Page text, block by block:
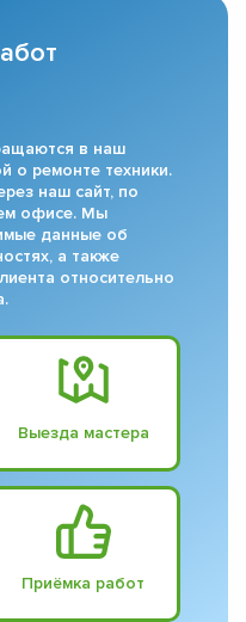
в наш
о ремонте техники.
наш сайт, по
офисе. Мы
данные об
а также
относительно
Выезда мастера
Приёмка работ